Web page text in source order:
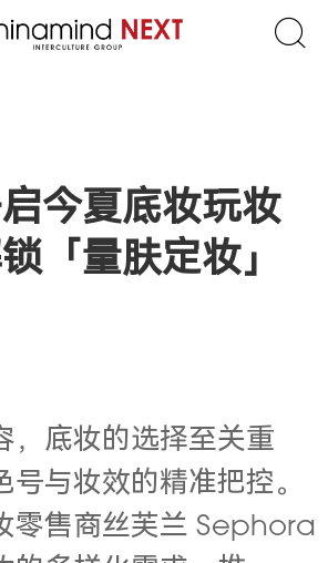
今夏底妆玩妆
「量肤定妆」
，底妆的选择至关重
号与妆效的精准把控。
零售商丝芙兰 Sephora